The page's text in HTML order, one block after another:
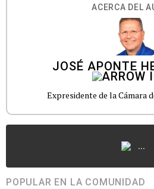
ACERCA DEL
JOSÉ APONTE
Expresidente de la Cámara
...
POPULAR EN LA COMUNIDAD